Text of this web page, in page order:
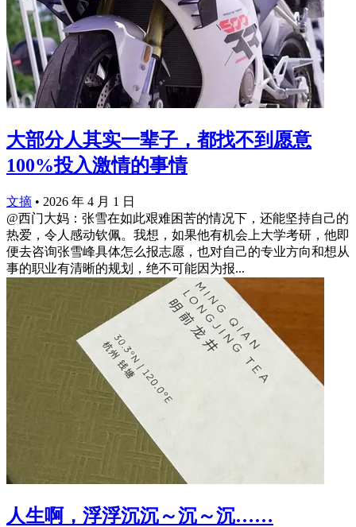
大部分人其实一辈子，都找不到愿意
100%投入激情的事情
文摘 • 2026 年 4 月 1 日
@西门大妈：张雪在如此艰难困苦的情况下，还能坚持自己的
热爱，令人感动钦佩。我想，如果他有机会上大学考研，他即
便去咨询张雪峰具体怎么报志愿，也对自己的专业方向和想从
事的职业有清晰的规划，绝不可能因为报...
人生啊，浮浮沉沉～沉～沉……